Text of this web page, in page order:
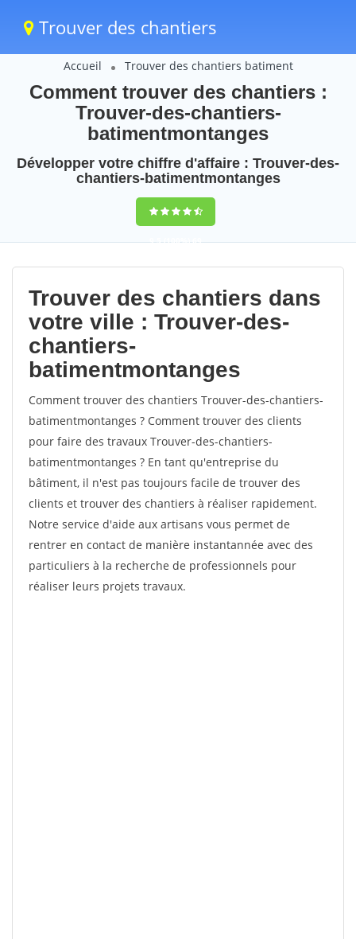
Trouver des chantiers
Accueil Trouver des chantiers batiment
Comment trouver des chantiers :
Trouver-des-chantiers-
batimentmontanges
Développer votre chiffre d'affaire : Trouver-des-
chantiers-batimentmontanges
9,5(100%)69
votes
Trouver des chantiers dans
votre ville : Trouver-des-
chantiers-
batimentmontanges
Comment trouver des chantiers Trouver-des-chantiers-
batimentmontanges ? Comment trouver des clients
pour faire des travaux Trouver-des-chantiers-
batimentmontanges ? En tant qu'entreprise du
bâtiment, il n'est pas toujours facile de trouver des
clients et trouver des chantiers à réaliser rapidement.
Notre service d'aide aux artisans vous permet de
rentrer en contact de manière instantannée avec des
particuliers à la recherche de professionnels pour
réaliser leurs projets travaux.